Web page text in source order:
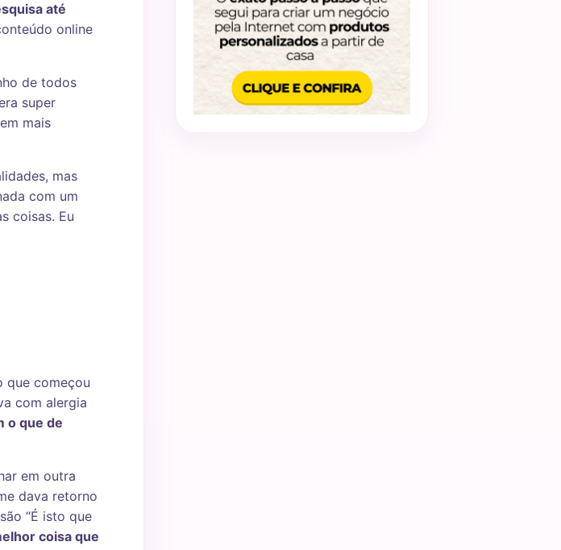
até
online
de todos
super
mais
mas
com um
coisas. Eu
que começou
com alergia
o que de
em outra
dava retorno
“É isto que
coisa que